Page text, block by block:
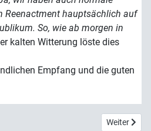
Reenactment hauptsächlich auf
So, wie ab morgen in
kalten Witterung löste dies
Empfang und die guten
Schuman-Gymnasium Cham
Nächster
Weiter